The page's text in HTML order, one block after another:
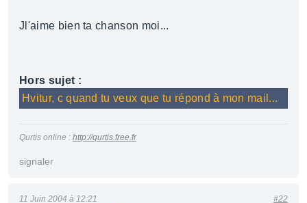
Jl'aime bien ta chanson moi...
Hors sujet :
Hvitur, c quand tu veux que tu répond à mon mail...
Qurtis online : http://qurtis.free.fr
signaler
11 Juin 2004 à 12:21 #22